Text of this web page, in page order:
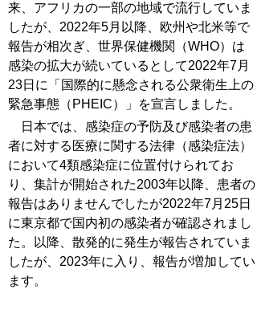
来、アフリカの一部の地域で流行していま
したが、2022年5月以降、欧州や北米等で
報告が相次ぎ、世界保健機関（WHO）は
感染の拡大が続いているとして2022年7月
23日に「国際的に懸念される公衆衛生上の
緊急事態（PHEIC）」を宣言しました。
日本では、感染症の予防及び感染者の患
者に対する医療に関する法律（感染症法）
において4類感染症に位置付けられてお
り、集計が開始された2003年以降、患者の
報告はありませんでしたが2022年7月25日
に東京都で国内初の感染者が確認されまし
た。以降、散発的に発生が報告されていま
したが、2023年に入り、報告が増加してい
ます。